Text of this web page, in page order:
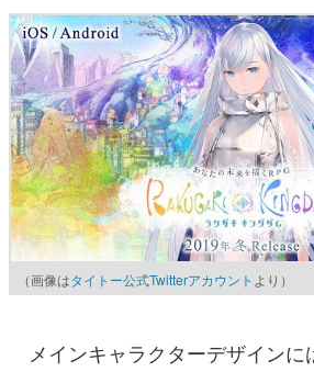
（画像はタイトー公式Twitterアカウント より）
メインキャラクターデザインに